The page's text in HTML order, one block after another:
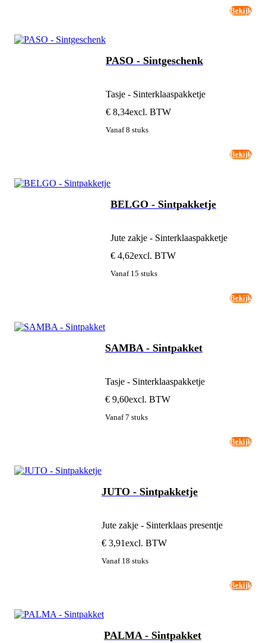
Bekijk
PASO - Sintgeschenk
Tasje - Sinterklaaspakketje
€ 8,34excl. BTW
Vanaf 8 stuks
Bekijk
BELGO - Sintpakketje
Jute zakje - Sinterklaaspakketje
€ 4,62excl. BTW
Vanaf 15 stuks
Bekijk
SAMBA - Sintpakket
Tasje - Sinterklaaspakketje
€ 9,60excl. BTW
Vanaf 7 stuks
Bekijk
JUTO - Sintpakketje
Jute zakje - Sinterklaas presentje
€ 3,91excl. BTW
Vanaf 18 stuks
Bekijk
PALMA - Sintpakket